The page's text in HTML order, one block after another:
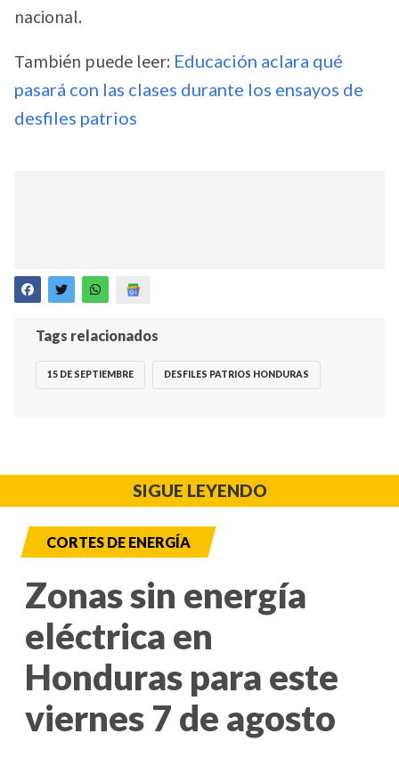
nacional.
También puede leer: Educación aclara qué
pasará con las clases durante los ensayos de
desfiles patrios
Tags relacionados
15 DE SEPTIEMBRE DESFILES PATRIOS HONDURAS
SIGUE LEYENDO
CORTES DE ENERGÍA
Zonas sin energía
eléctrica en
Honduras para este
viernes 7 de agosto